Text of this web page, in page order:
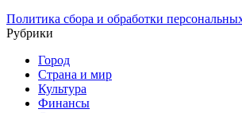
Политика сбора и обработки
Рубрики
Город
Страна и мир
Культура
Финансы